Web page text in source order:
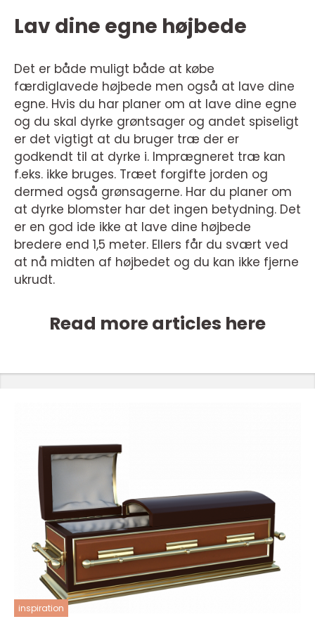
Lav dine egne højbede
Det er både muligt både at købe
færdiglavede højbede men også at lave dine
egne. Hvis du har planer om at lave dine egne
og du skal dyrke grøntsager og andet spiseligt
er det vigtigt at du bruger træ der er
godkendt til at dyrke i. Imprægneret træ kan
f.eks. ikke bruges. Træet forgifte jorden og
dermed også grønsagerne. Har du planer om
at dyrke blomster har det ingen betydning. Det
er en god ide ikke at lave dine højbede
bredere end 1,5 meter. Ellers får du svært ved
at nå midten af højbedet og du kan ikke fjerne
ukrudt.
Read more articles here
inspiration